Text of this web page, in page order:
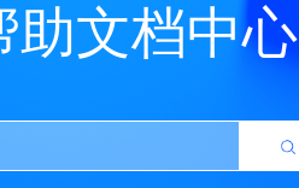
助文档中心